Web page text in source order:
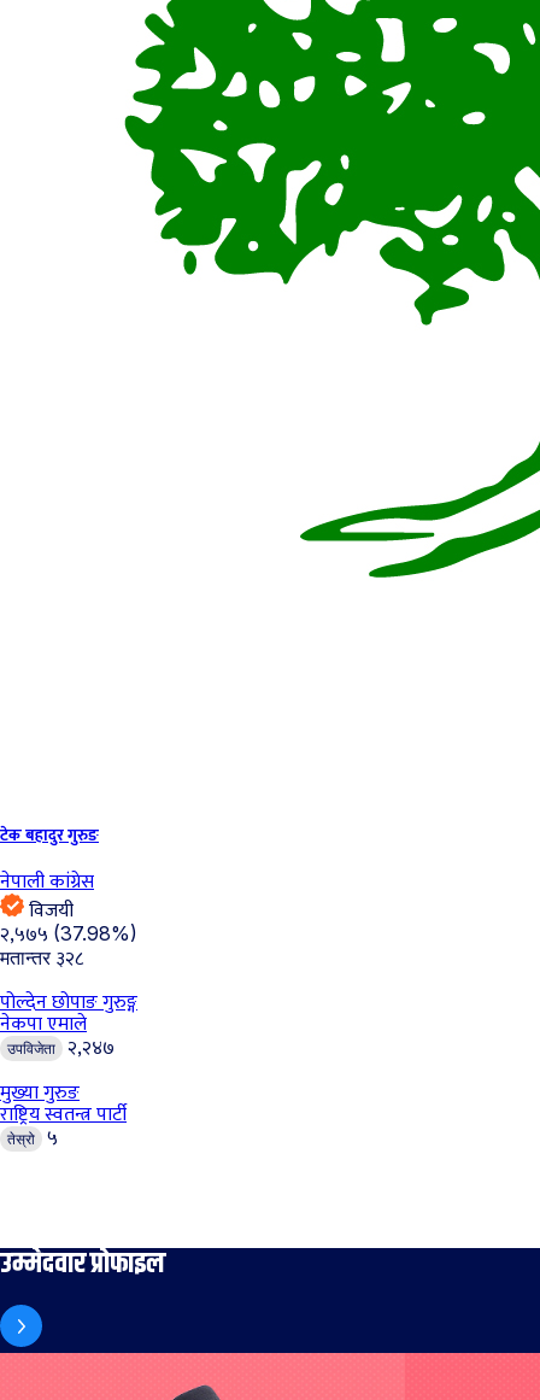
टेक बहादुर गुरुङ
नेपाली कांग्रेस
विजयी
२,५७५ (37.98%)
मतान्तर३२८
पोल्देन छोपाङ गुरुङ्ग
नेकपा एमाले
उपविजेता
२,२४७
मुख्या गुरुङ
राष्ट्रिय स्वतन्त्र पार्टी
तेस्रो ५
उम्मेदवार प्रोफाइल